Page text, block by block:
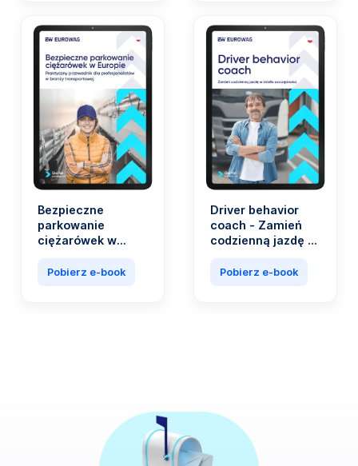
branży
transportowej.
Bezpieczne
parkowanie
ciężarówek w
Praktyczny
Pobierz e-book
Driver behavior
coach - Zamień
codzienną jazdę w
oszczędności
Pobierz e-book